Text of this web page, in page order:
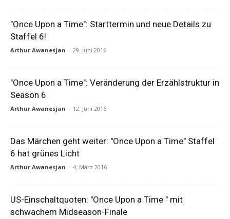
"Once Upon a Time": Starttermin und neue Details zu
Staffel 6!
Arthur Awanesjan - 29. Juni 2016
"Once Upon a Time": Veränderung der Erzählstruktur in
Season 6
Arthur Awanesjan - 12. Juni 2016
Das Märchen geht weiter: "Once Upon a Time" Staffel
6 hat grünes Licht
Arthur Awanesjan - 4. März 2016
US-Einschaltquoten: "Once Upon a Time " mit
schwachem Midseason-Finale